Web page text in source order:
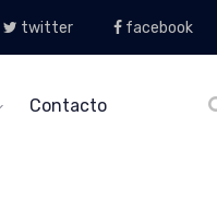
twitter facebook
Contacto